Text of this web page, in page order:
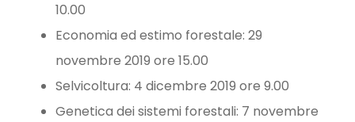
10.00
Economia ed estimo forestale: 29
novembre 2019 ore 15.00
Selvicoltura: 4 dicembre 2019 ore 9.00
Genetica dei sistemi forestali: 7 novembre